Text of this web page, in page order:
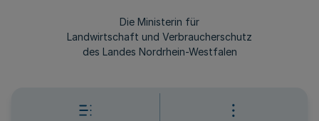
Die Ministerin für
Landwirtschaft und Verbraucherschutz
des Landes Nordrhein-Westfalen